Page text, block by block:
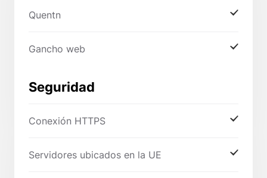
Quentn
Gancho web
Seguridad
Conexión HTTPS
Servidores ubicados en la UE